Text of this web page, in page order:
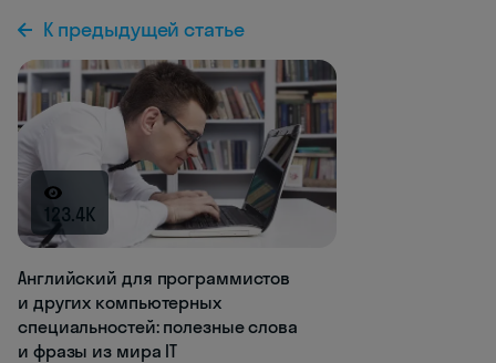
К предыдущей статье
123.4K
Английский для программистов
и других компьютерных
специальностей: полезные слова
и фразы из мира IT